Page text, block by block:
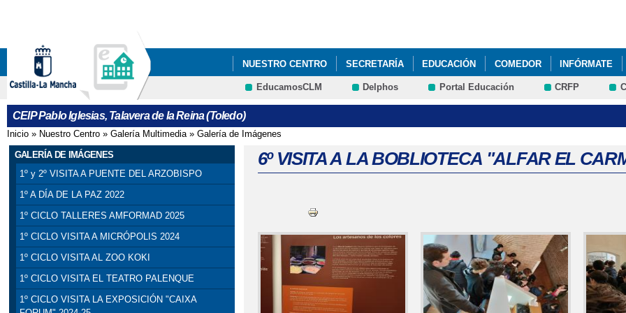
NUESTRO CENTRO SECRETARÍA EDUCACIÓN COMEDOR INFÓRMATE
EducamosCLM Delphos Portal Educación CRFP
CEIP Pablo Iglesias, Talavera de la Reina (Toledo)
Se encuentra usted aquí
Inicio » Nuestro Centro » Galería Multimedia» Galería de Imágenes
GALERÍA DE IMÁGENES
1º y 2º VISITA A PUENTE DEL ARZOBISPO
1º A DÍA DE LA PAZ 2022
1º CICLO TALLERES AMFORMAD 2025
1º CICLO VISITA A MICRÓPOLIS 2024
1º CICLO VISITA AL ZOO KOKI
1º CICLO VISITA EL TEATRO PALENQUE
1º CICLO VISITA LA EXPOSICIÓN "CAIXA
6º VISITA A LA BOBLIOTECA "ALFAR EL